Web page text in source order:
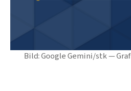
Bild: Google Gemini/stk —